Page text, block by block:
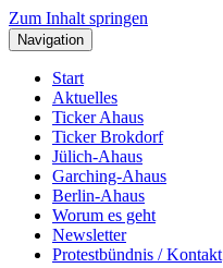
Zum Inhalt springen
Navigation
Start
Aktuelles
Ticker Ahaus
Ticker Brokdorf
Jülich-Ahaus
Garching-Ahaus
Berlin-Ahaus
Worum es geht
Newsletter
Protestbündnis / Kontakt